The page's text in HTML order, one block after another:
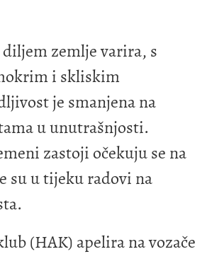
zemlje varira, s
i skliskim
je smanjena na
u unutrašnjosti.
zastoji očekuju se na
su u tijeku radovi na
(HAK) apelira na vozače